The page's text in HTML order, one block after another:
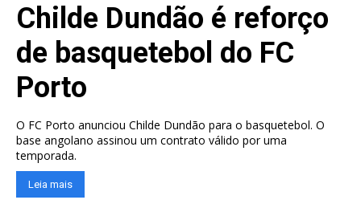
Childe Dundão é reforço
de basquetebol do FC
Porto
O FC Porto anunciou Childe Dundão para o basquetebol. O
base angolano assinou um contrato válido por uma
temporada.
Leia mais